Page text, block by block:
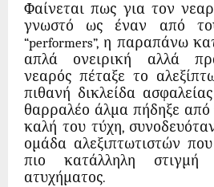
Φαίνεται πως για τον
γνωστό ως έναν από
“performers”, η παραπάνω
απλά ονειρική αλλά
νεαρός πέταξε το
πιθανή δικλείδα
θαρραλέο άλμα πήδηξε από
καλή του τύχη,
ομάδα αλεξιπτωτιστών
πιο κατάλληλη στιγμή
ατυχήματος.